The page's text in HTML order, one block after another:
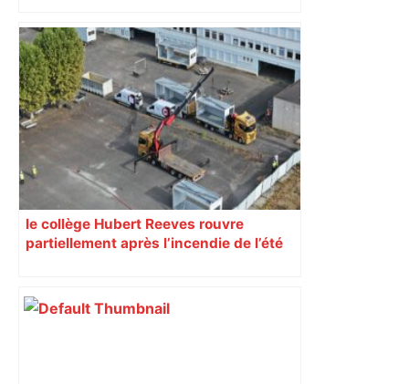
Près de Toulouse : dans cette zone
économique, un axe majeur va être
fermé en fin de soirée, voici les
déviations – Actu.fr
le collège Hubert Reeves rouvre
partiellement après l’incendie de l’été